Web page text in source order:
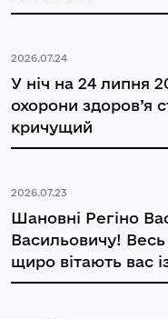
2026.07.24
У ніч на 24 липня
охорони здоров’я
кричущий
2026.07.23
Шановні Регіно
Васильовичу! Весь
щиро вітають вас